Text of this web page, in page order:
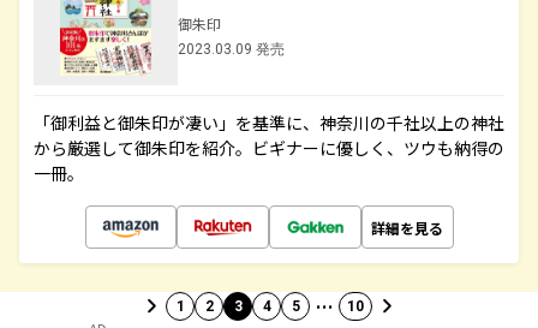
御朱印
2023.03.09 発売
「御利益と御朱印が凄い」を基準に、神奈川の千社以上の神社
から厳選して御朱印を紹介。ビギナーに優しく、ツウも納得の
一冊。
詳細を見る
1 2 3 4 5 … 10